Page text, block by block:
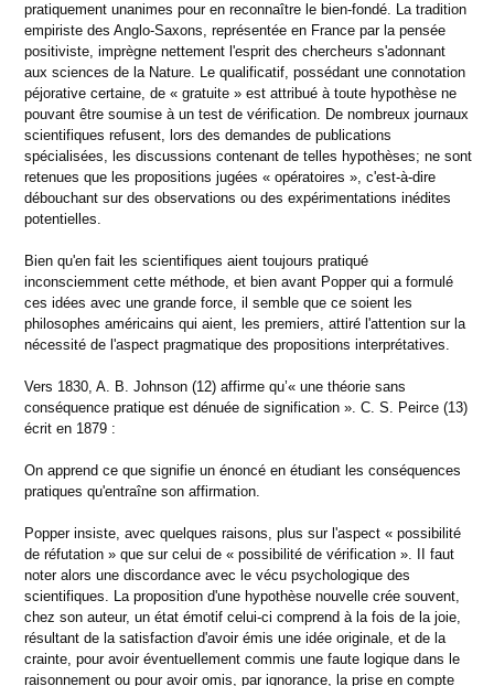
pratiquement unanimes pour en reconnaître le bien-fondé. La tradition
empiriste des Anglo-Saxons, représentée en France par la pensée
positiviste, imprègne nettement l'esprit des chercheurs s'adonnant
aux sciences de la Nature. Le qualificatif, possédant une connotation
péjorative certaine, de « gratuite » est attribué à toute hypothèse ne
pouvant être soumise à un test de vérification. De nombreux journaux
scientifiques refusent, lors des demandes de publications
spécialisées, les discussions contenant de telles hypothèses; ne sont
retenues que les propositions jugées « opératoires », c'est-à-dire
débouchant sur des observations ou des expérimentations inédites
potentielles.
Bien qu'en fait les scientifiques aient toujours pratiqué
inconsciemment cette méthode, et bien avant Popper qui a formulé
ces idées avec une grande force, il semble que ce soient les
philosophes américains qui aient, les premiers, attiré l'attention sur la
nécessité de l'aspect pragmatique des propositions interprétatives.
Vers 1830, A. B. Johnson (12) affirme qu’« une théorie sans
conséquence pratique est dénuée de signification ». C. S. Peirce (13)
écrit en 1879 :
On apprend ce que signifie un énoncé en étudiant les conséquences
pratiques qu'entraîne son affirmation.
Popper insiste, avec quelques raisons, plus sur l'aspect « possibilité
de réfutation » que sur celui de « possibilité de vérification ». II faut
noter alors une discordance avec le vécu psychologique des
scientifiques. La proposition d'une hypothèse nouvelle crée souvent,
chez son auteur, un état émotif celui-ci comprend à la fois de la joie,
résultant de la satisfaction d'avoir émis une idée originale, et de la
crainte, pour avoir éventuellement commis une faute logique dans le
raisonnement ou pour avoir omis, par ignorance, la prise en compte